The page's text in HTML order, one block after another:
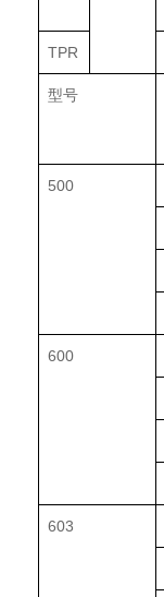
TPR
型号
500
600
603